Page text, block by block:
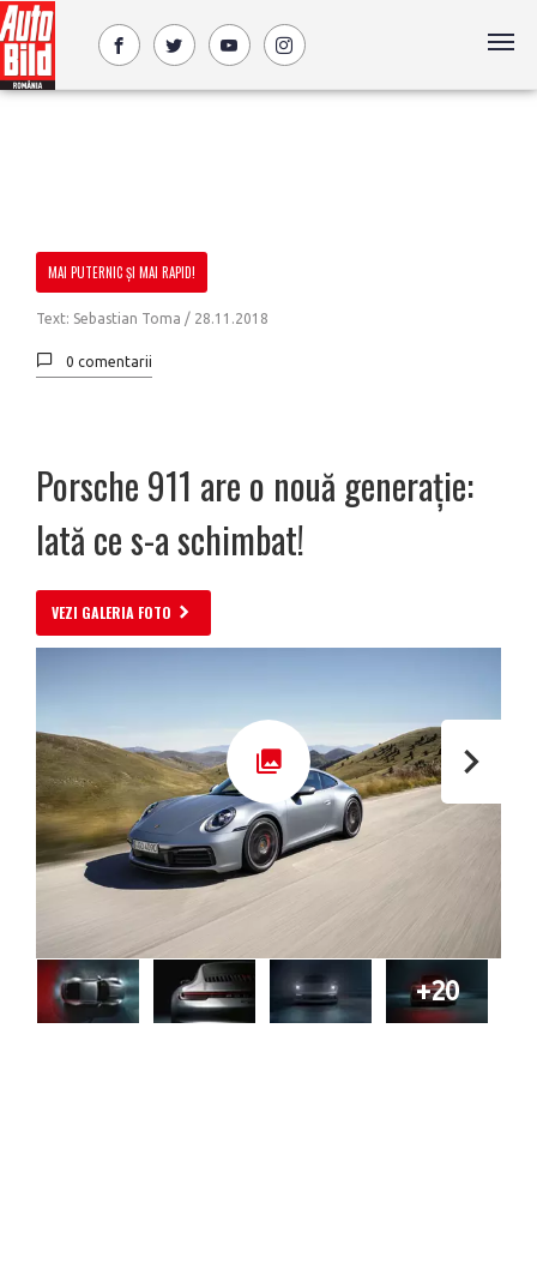
MAI PUTERNIC ȘI MAI RAPID!
Text: Sebastian Toma / 28.11.2018
0 comentarii
Porsche 911 are o nouă generație:
Iată ce s-a schimbat!
VEZI GALERIA FOTO
+20